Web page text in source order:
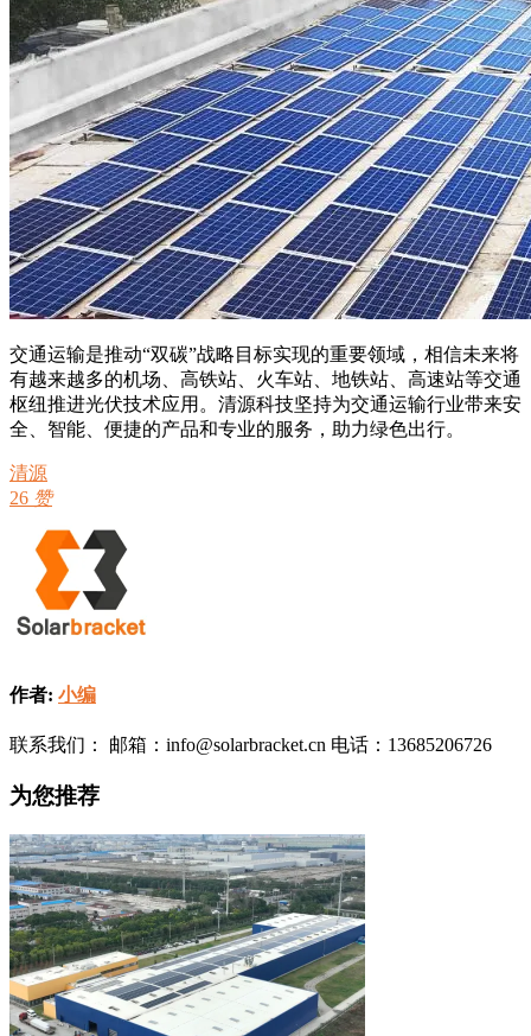
交通运输是推动“双碳”战略目标实现的重要领域，相信未来将
有越来越多的机场、高铁站、火车站、地铁站、高速站等交通
枢纽推进光伏技术应用。清源科技坚持为交通运输行业带来安
全、智能、便捷的产品和专业的服务，助力绿色出行。
清源
26 赞
作者: 小编
联系我们： 邮箱：info@solarbracket.cn 电话：13685206726
为您推荐